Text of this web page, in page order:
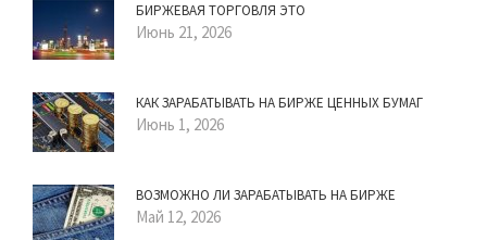
БИРЖЕВАЯ ТОРГОВЛЯ ЭТО
Июнь 21, 2026
КАК ЗАРАБАТЫВАТЬ НА БИРЖЕ ЦЕННЫХ БУМАГ
Июнь 1, 2026
ВОЗМОЖНО ЛИ ЗАРАБАТЫВАТЬ НА БИРЖЕ
Май 12, 2026